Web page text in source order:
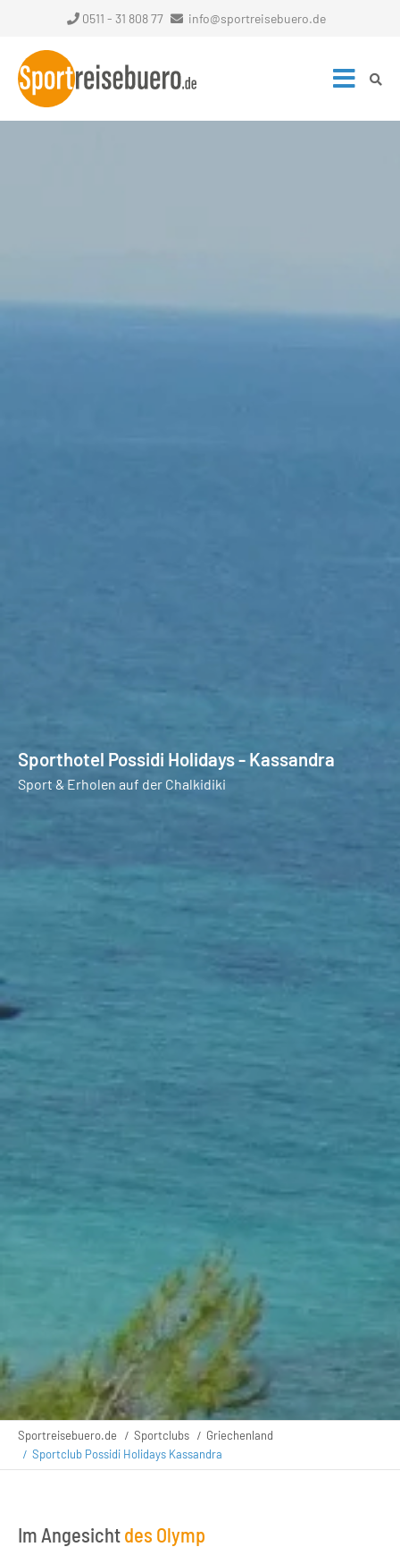
0511 - 31 808 77 info@sportreisebuero.de
Sporthotel Possidi Holidays - Kassandra
Sport & Erholen auf der Chalkidiki
Sportreisebuero.de Sportclubs
Griechenland
Sportclub Possidi Holidays Kassandra
Im Angesichtdes Olymp